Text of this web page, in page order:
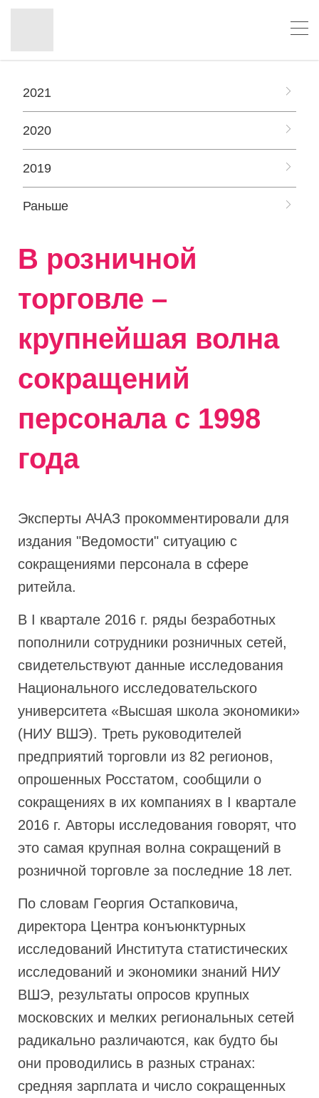
2021
2020
2019
Раньше
В розничной
торговле –
крупнейшая волна
сокращений
персонала с 1998
года
Эксперты АЧАЗ прокомментировали для
издания "Ведомости" ситуацию с
сокращениями персонала в сфере
ритейла.
В I квартале 2016 г. ряды безработных
пополнили сотрудники розничных сетей,
свидетельствуют данные исследования
Национального исследовательского
университета «Высшая школа экономики»
(НИУ ВШЭ). Треть руководителей
предприятий торговли из 82 регионов,
опрошенных Росстатом, сообщили о
сокращениях в их компаниях в I квартале
2016 г. Авторы исследования говорят, что
это самая крупная волна сокращений в
розничной торговле за последние 18 лет.
По словам Георгия Остапковича,
директора Центра конъюнктурных
исследований Института статистических
исследований и экономики знаний НИУ
ВШЭ, результаты опросов крупных
московских и мелких региональных сетей
радикально различаются, как будто бы
они проводились в разных странах:
средняя зарплата и число сокращенных